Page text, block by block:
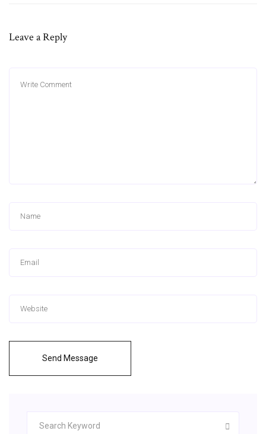
Leave a Reply
Send Message